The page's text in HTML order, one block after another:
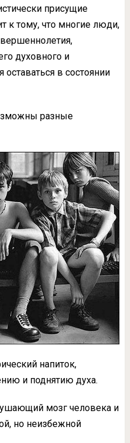
присущие
к тому, что многие люди,
духовного и
оставаться в состоянии
разные
напиток,
и поднятию духа.
мозг человека и
но неизбежной